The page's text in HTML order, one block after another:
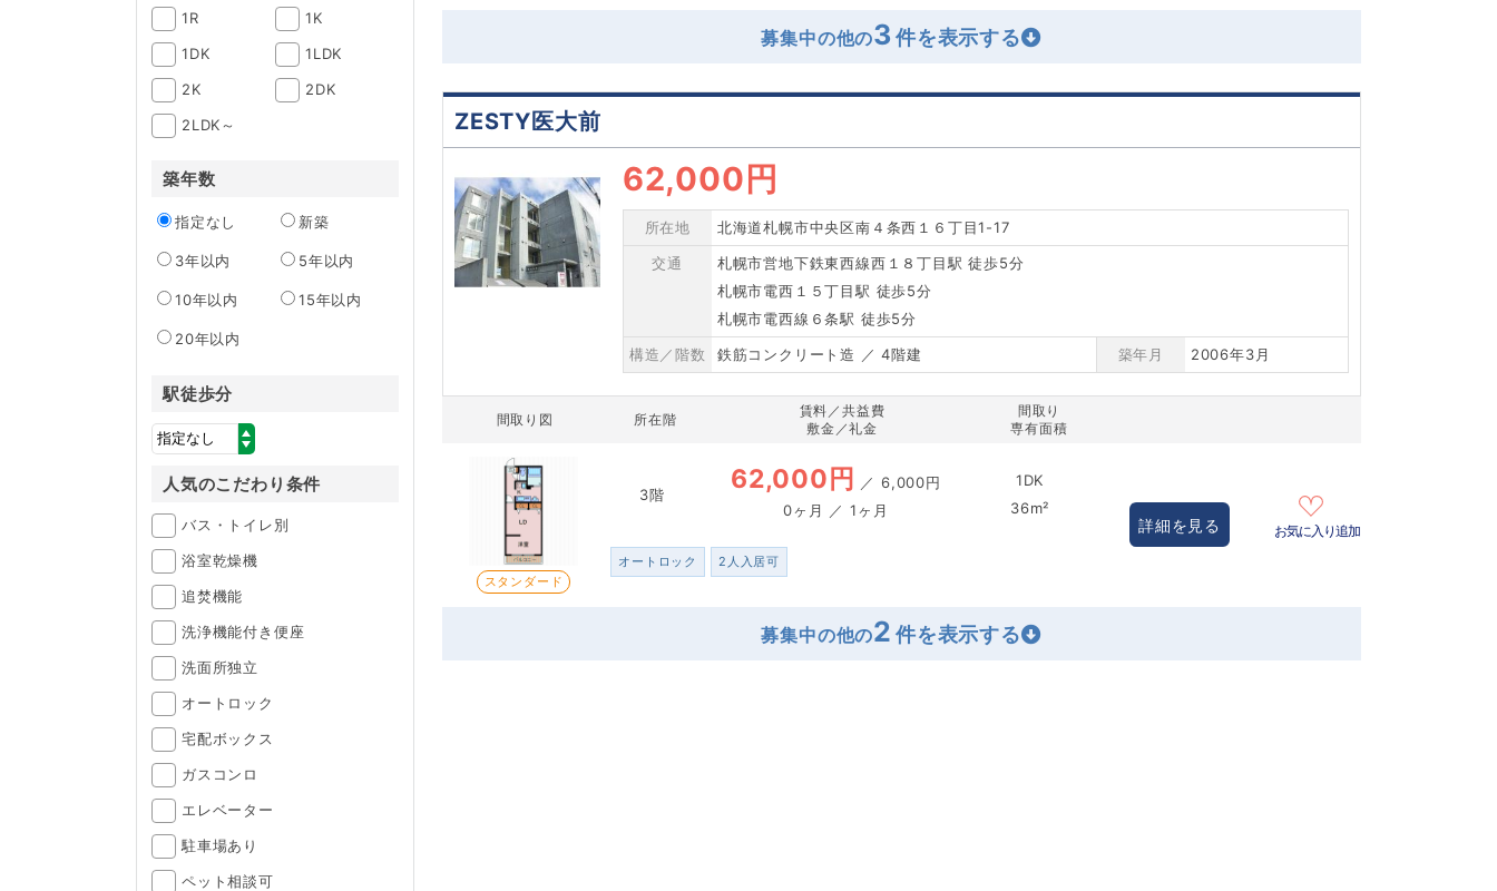
1R
1K
1DK
1LDK
2K
2DK
2LDK～
築年数
指定なし 新築
3年以内 5年以内
10年以内 15年以内
20年以内
駅徒歩分
人気のこだわり条件
バス・トイレ別
浴室乾燥機
追焚機能
洗浄機能付き便座
洗面所独立
オートロック
宅配ボックス
ガスコンロ
エレベーター
駐車場あり
ペット相談可
募集中の他の3
ZESTY医大前
62,000円
所在地
北海道札幌市中央区南４条西１６丁目1-17
交通
札幌市営地下鉄東西線西１８丁目駅 徒歩5分
札幌市電西１５丁目駅 徒歩5分
札幌市電西線６条駅 徒歩5分
構造／階数
鉄筋コンクリート造 ／ 4階建 築年月 2006年3月
間取り図 所在階
賃料／共益費
敷金／礼金
間取り
専有面積
スタンダード
3階 62,000円 ／ 6,000円
0ヶ月 ／ 1ヶ月
1DK
36m²
オートロック 2人入居可
詳細を見る お気に入り追加
募集中の他の2